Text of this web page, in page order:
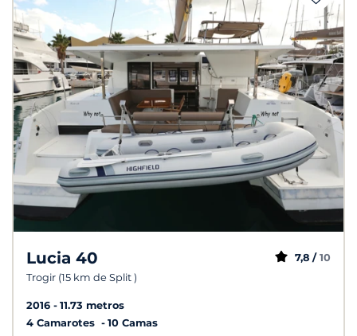
Lucia 40
Trogir (15 km de Split )
7,8 / 10
2016
11.73 metros
4 Camarotes
10 Camas